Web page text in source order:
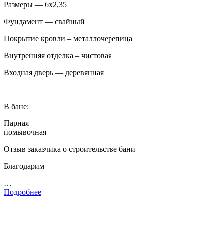
Размеры — 6х2,35
Фундамент — свайный
Покрытие кровли – металлочерепица
Внутренняя отделка – чистовая
Входная дверь — деревянная
В бане:
Парная
помывочная
Отзыв заказчика о строительстве бани
Благодарим
…
Подробнее